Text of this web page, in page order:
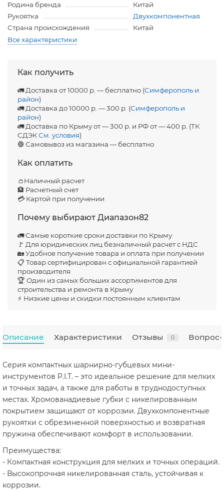
Родина бренда
Китай
Рукоятка
Двухкомпонентная
Страна происхождения
Китай
Все характеристики
Как получить
🚛 Доставка от 10000 р. — бесплатно (Симферополь и
район)
🚛 Доставка до 10000 р. — 300 р. (Симферополь и
район)
🚛 Доставка по Крыму от — 300 р. и РФ от — 400 р. (ТК
СДЭКСм. условия)
🟢 Самовывоз из магазина — бесплатно
Как оплатить
👛Наличный расчет
🏦 Расчетный счет
💳 Картой при получении
Почему выбирают Диапазон82
🚛 Самые короткие сроки доставки по Крыму
🚩 Для юридических лиц безналичный расчет с НДС
🏡 Удобное получение товара и оплата при получении
📋 Товар сертифицирован с официальной гарантией
производителя
🏆 Один из самых больших ассортиментов для
строительства и ремонта в Крыму
⚡ Низкие цены и скидки постоянным клиентам
Описание Характеристики Отзывы 0 Вопрос-
Серия компактных шарнирно-губцевых мини-
инструментов P.I.T. – это идеальное решение для мелких
и точных задач, а также для работы в труднодоступных
местах. Хромованадиевые губки с никелированным
покрытием защищают от коррозии. Двухкомпонентные
рукоятки с обрезиненной поверхностью и возвратная
пружина обеспечивают комфорт в использовании.
Преимущества:
- Компактная конструкция для мелких и точных операций.
- Высокопрочная никелированная сталь, устойчивая к
коррозии.